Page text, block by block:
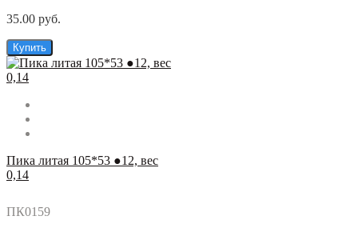
35.00 руб.
Купить
Пика литая 105*53 ●12, вес
0,14
ПК0159